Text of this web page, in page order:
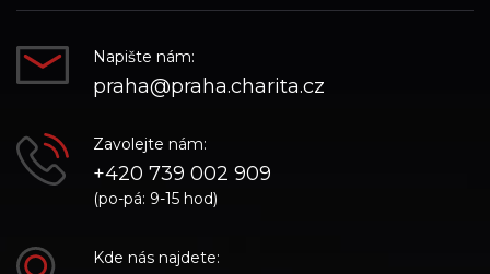
Napište nám:
praha@praha.charita.cz
Zavolejte nám:
+420 739 002 909
(po-pá: 9-15 hod)
Kde nás najdete: